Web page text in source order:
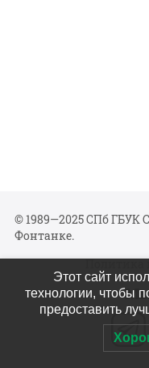
© 1989—2025 СПб
Фонтанке.
Политика
Мы
Этот сайт
технологии, чтобы
предоставить